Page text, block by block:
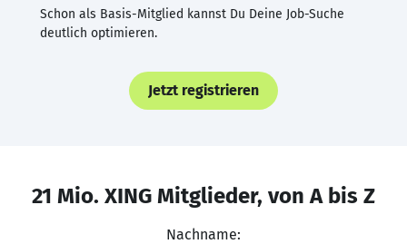
Schon als Basis-Mitglied kannst Du Deine Job-Suche
deutlich optimieren.
Jetzt registrieren
21 Mio. XING Mitglieder, von A bis Z
Nachname: